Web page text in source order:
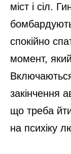
міст і сіл.
спокійно
момент,
закінчення
що треба
на психіку